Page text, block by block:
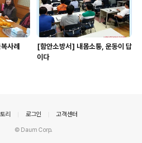
사례
[함안소방서] 내몸소통, 운동이 답
이다
리 로그인 고객센터
© Daum Corp.